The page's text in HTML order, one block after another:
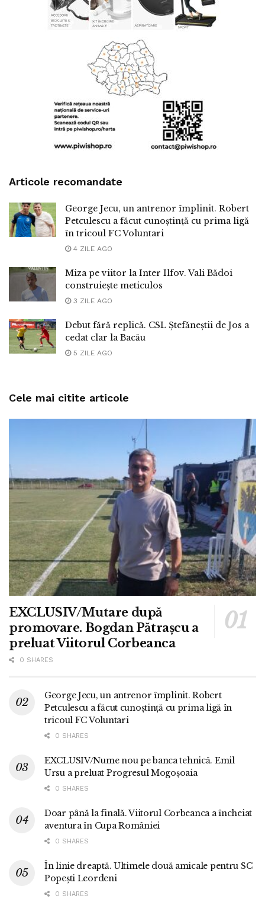
Articole recomandate
George Jecu, un antrenor împlinit. Robert
Petculescu a făcut cunoștință cu prima ligă
în tricoul FC Voluntari
4 ZILE AGO
Miza pe viitor la Inter Ilfov. Vali Bădoi
construiește meticulos
3 ZILE AGO
Debut fără replică. CSL Ștefăneștii de Jos a
cedat clar la Bacău
5 ZILE AGO
Cele mai citite articole
EXCLUSIV/Mutare după
promovare. Bogdan Pătrașcu a
preluat Viitorul Corbeanca
0 SHARES
George Jecu, un antrenor împlinit. Robert
Petculescu a făcut cunoștință cu prima ligă în
tricoul FC Voluntari
0 SHARES
EXCLUSIV/Nume nou pe banca tehnică. Emil
Ursu a preluat Progresul Mogoșoaia
0 SHARES
Doar până la finală. Viitorul Corbeanca a încheiat
aventura în Cupa României
0 SHARES
În linie dreaptă. Ultimele două amicale pentru SC
Popești Leordeni
0 SHARES